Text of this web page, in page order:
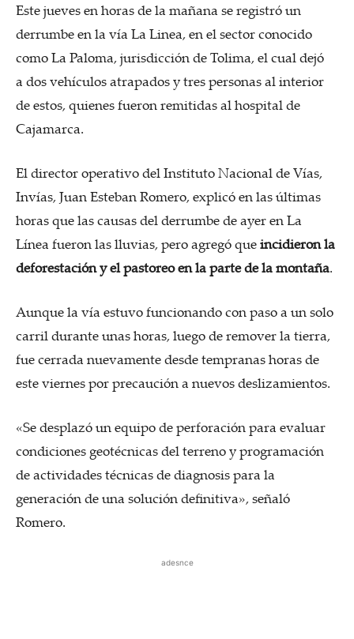
Este jueves en horas de la mañana se registró un
derrumbe en la vía La Linea, en el sector conocido
como La Paloma, jurisdicción de Tolima, el cual dejó
a dos vehículos atrapados y tres personas al interior
de estos, quienes fueron remitidas al hospital de
Cajamarca.
El director operativo del Instituto Nacional de Vías,
Invías, Juan Esteban Romero, explicó en las últimas
horas que las causas del derrumbe de ayer en La
Línea fueron las lluvias, pero agregó queincidieron la
deforestación y el pastoreo en la parte de la montaña.
Aunque la vía estuvo funcionando con paso a un solo
carril durante unas horas, luego de remover la tierra,
fue cerrada nuevamente desde tempranas horas de
este viernes por precaución a nuevos deslizamientos.
«Se desplazó un equipo de perforación para evaluar
condiciones geotécnicas del terreno y programación
de actividades técnicas de diagnosis para la
generación de una solución definitiva», señaló
Romero.
adesnce